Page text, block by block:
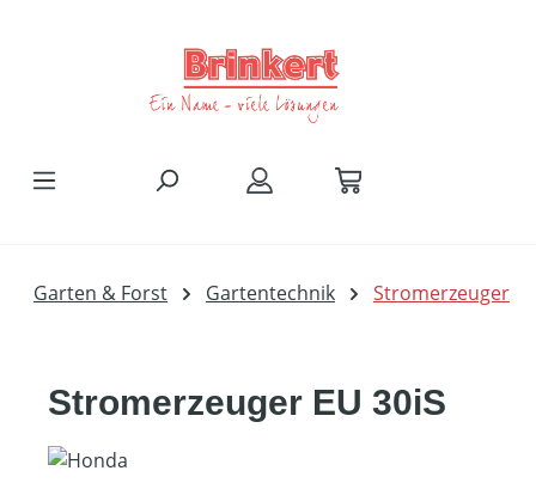
Garten & Forst Gartentechnik Stromerzeuger
Stromerzeuger EU 30iS